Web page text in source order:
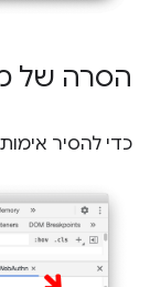
הסרה של
כדי להסיר